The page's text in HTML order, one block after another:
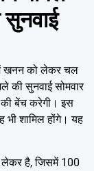
खनन को लेकर चल
की सुनवाई सोमवार
बेंच करेगी। इस
शामिल होंगे। यह
लेकर है, जिसमें 100